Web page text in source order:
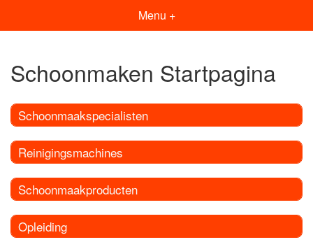
Menu +
Schoonmaken Startpagina
Schoonmaakspecialisten
Reinigingsmachines
Schoonmaakproducten
Opleiding